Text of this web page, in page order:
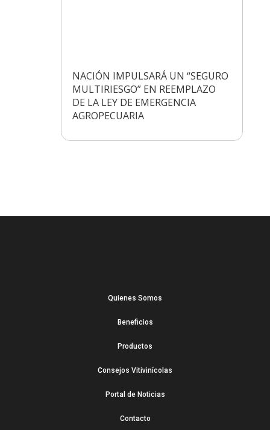
NACIÓN IMPULSARÁ UN “SEGURO
MULTIRIESGO” EN REEMPLAZO
DE LA LEY DE EMERGENCIA
AGROPECUARIA
Quienes Somos
Beneficios
Productos
Consejos Vitivinícolas
Portal de Noticias
Contacto